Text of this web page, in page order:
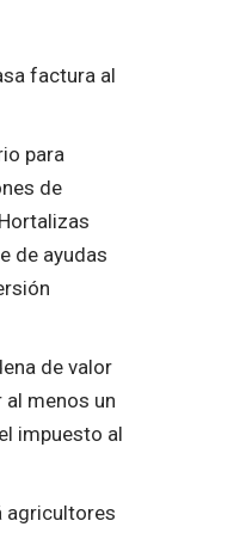
factura al
para
de
de ayudas
de valor
al menos un
impuesto al
agricultores